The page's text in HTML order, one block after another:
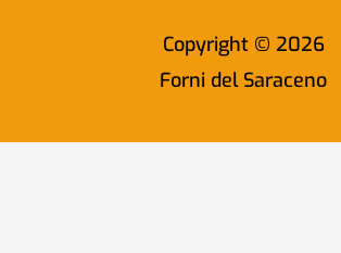
Copyright © 2026
Forni del Saraceno